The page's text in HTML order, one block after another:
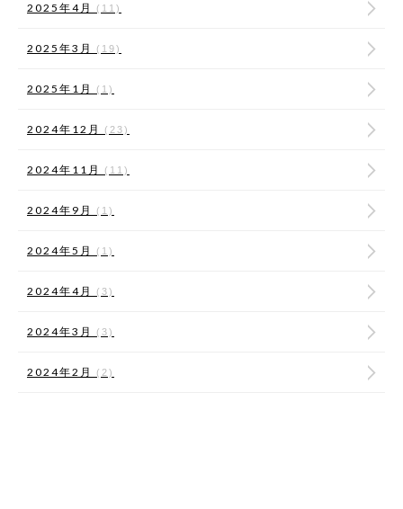
2025年4月 (11)
2025年3月 (19)
2025年1月 (1)
2024年12月 (23)
2024年11月 (11)
2024年9月 (1)
2024年5月 (1)
2024年4月 (3)
2024年3月 (3)
2024年2月 (2)